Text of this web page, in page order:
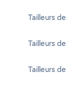
Tailleurs
Tailleurs
Tailleurs